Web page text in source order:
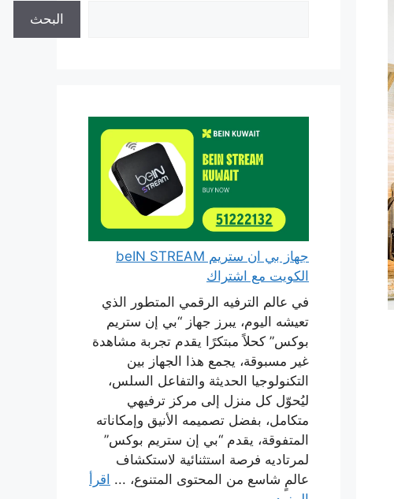
البحث
جهاز بي ان ستريم beIN STREAM
الكويت مع اشتراك
في عالم الترفيه الرقمي المتطور الذي
تعيشه اليوم، يبرز جهاز “بي إن ستريم
بوكس” كحلاً مبتكرًا يقدم تجربة مشاهدة
غير مسبوقة، يجمع هذا الجهاز بين
التكنولوجيا الحديثة والتفاعل السلس،
ليُحوّل كل منزل إلى مركز ترفيهي
متكامل، بفضل تصميمه الأنيق وإمكاناته
المتفوقة، يقدم “بي إن ستريم بوكس”
لمرتاديه فرصة استثنائية لاستكشاف
عالمٍ شاسع من المحتوى المتنوع، ... اقرأ